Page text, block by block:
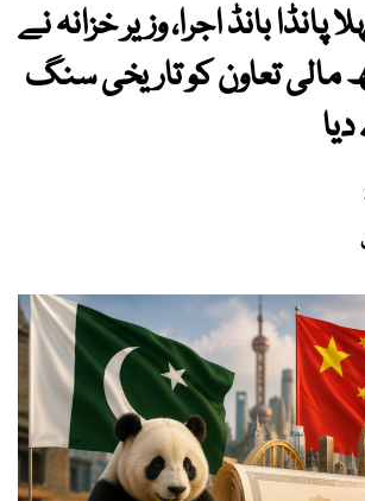
پانڈا بانڈ اجرا، وزیر خزانہ نے
تعاون کو تاریخی سنگ